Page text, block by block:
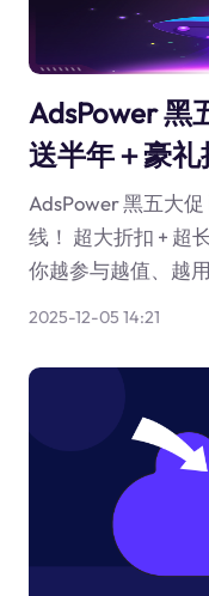
AdsPower 黑
送半年＋豪礼
AdsPower 黑五大
线！ 超大折扣 + 超
你越参与越值、越
2025-12-05 14:21